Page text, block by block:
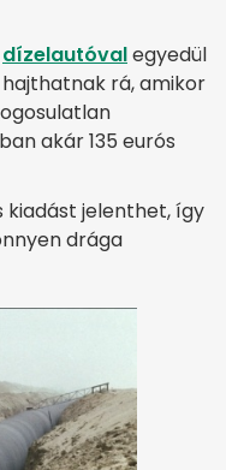
dízelautóvalegyedül
rá, amikor
akár 135 eurós
kiadást jelenthet, így
drága